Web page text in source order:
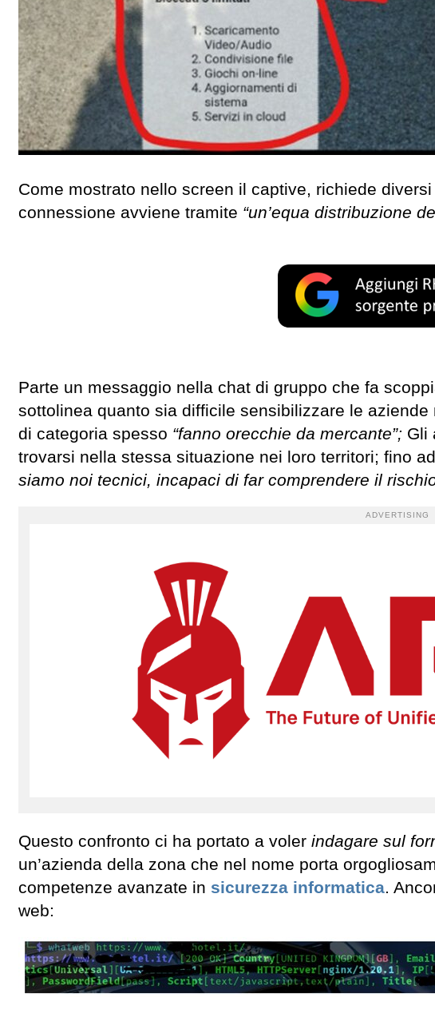
Come mostrato nello screen il captive, richiede
connessione avviene tramite “un’equa distribuzione
Parte un messaggio nella chat di gruppo che fa
sottolinea quanto sia difficile sensibilizzare le
di categoria spesso “fanno orecchie da mercante”; Gli
trovarsi nella stessa situazione nei loro territori; fino
siamo noi tecnici, incapaci di far comprendere il
ADVERTISING
Questo confronto ci ha portato a voler indagare sul
un’azienda della zona che nel nome porta
competenze avanzate in sicurezza informatica.
web: